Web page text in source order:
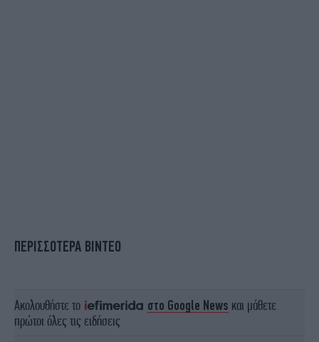
ΠΕΡΙΣΣΟΤΕΡΑ ΒΙΝΤΕΟ
Ακολουθήστε το στο Google News και μάθετε
πρώτοι όλες τις ειδήσεις